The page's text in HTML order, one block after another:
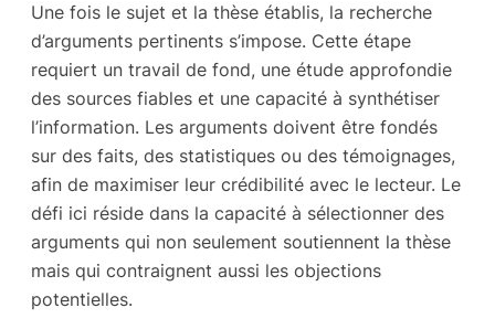
Une fois le sujet et la thèse établis, la recherche
d’arguments pertinents s’impose. Cette étape
requiert un travail de fond, une étude approfondie
des sources fiables et une capacité à synthétiser
l’information. Les arguments doivent être fondés
sur des faits, des statistiques ou des témoignages,
afin de maximiser leur crédibilité avec le lecteur. Le
défi ici réside dans la capacité à sélectionner des
arguments qui non seulement soutiennent la thèse
mais qui contraignent aussi les objections
potentielles.